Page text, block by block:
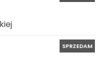
SPRZEDAM